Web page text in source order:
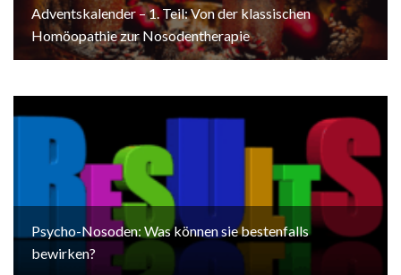
Adventskalender – 1. Teil: Von der klassischen
Homöopathie zur Nosodentherapie
Psycho-Nosoden: Was können sie bestenfalls
bewirken?